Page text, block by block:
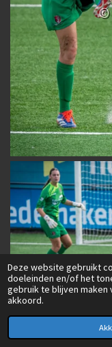
Deze website gebruikt
doeleinden en/of het
gebruik te blijven maken
akkoord.
E-mailadres